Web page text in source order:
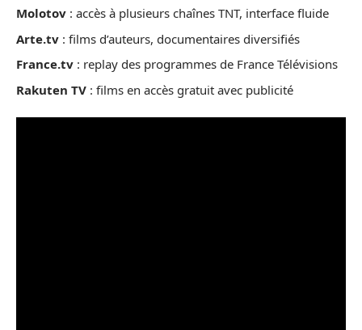
Molotov : accès à plusieurs chaînes TNT, interface fluide
Arte.tv : films d’auteurs, documentaires diversifiés
France.tv : replay des programmes de France Télévisions
Rakuten TV : films en accès gratuit avec publicité